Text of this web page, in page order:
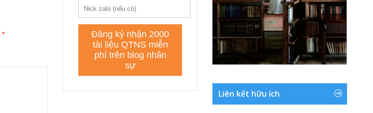
*
Liên kết hữu ích